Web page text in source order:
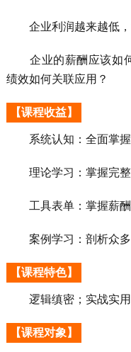
企业利润越来越低，
企业的薪酬应该如何
绩效如何关联应用？
【课程收益】
系统认知：全面掌握
理论学习：掌握完整
工具表单：掌握薪酬
案例学习：剖析众多
【课程特色】
逻辑缜密；实战实用
【课程对象】